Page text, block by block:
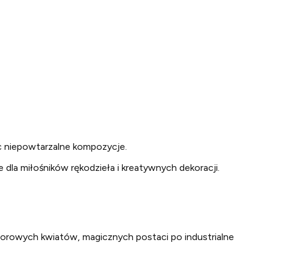
niepowtarzalne kompozycje.
miłośników rękodzieła i kreatywnych dekoracji.
kwiatów, magicznych postaci po industrialne